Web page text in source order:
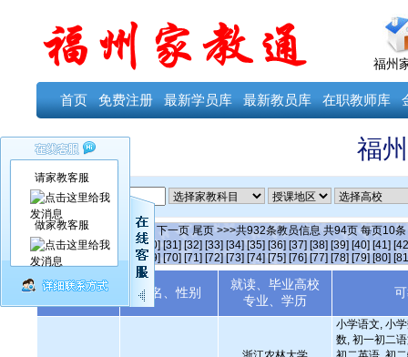
福州
首页 免费注册 最新学员库 最新教员库 在职教师库
福
ID
当前第11页 上一页 下一页 尾页 >>>共932条教员信息 共94页 每页10条
[25] [26] [27] [28] [29] [30] [31] [32] [33] [34] [35] [36] [37] [38] [39] [40] [41]
[64] [65] [68] [69] [70] [71] [72] [73] [74] [75] [76] [77] [78] [79] [80]
教员编号 姓名、性别
就读、毕业高校
专业、学历
小学语文, 小
数, 初一初二
请家教客服
做家教客服